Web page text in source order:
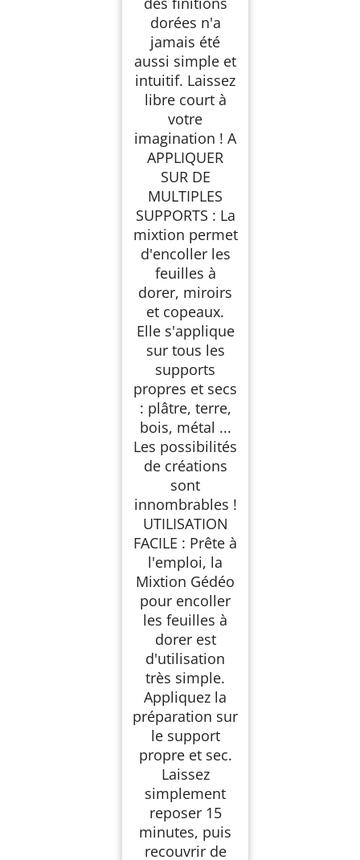
dorées n'a
jamais été
aussi simple et
intuitif. Laissez
libre court à
votre
imagination ! A
APPLIQUER
SUR DE
MULTIPLES
SUPPORTS : La
mixtion permet
d'encoller les
feuilles à
dorer, miroirs
et copeaux.
Elle s'applique
sur tous les
supports
propres et secs
: plâtre, terre,
bois, métal ...
Les possibilités
de créations
sont
innombrables !
UTILISATION
FACILE : Prête à
l'emploi, la
Mixtion Gédéo
pour encoller
les feuilles à
dorer est
d'utilisation
très simple.
Appliquez la
préparation sur
le support
propre et sec.
Laissez
simplement
reposer 15
minutes, puis
recouvrir de